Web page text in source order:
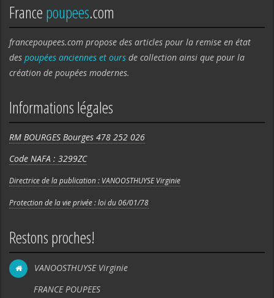
Francepoupees.com
francepoupees.com propose des articles pour la remise en état
des poupées anciennes et ours de collection ainsi que pour la
création de poupées modernes.
Informations légales
RM BOURGES Bourges 478 252 026
Code NAFA : 3299ZC
Directrice de la publication : VANOOSTHUYSE Virginie
Protection de la vie privée : loi du 06/01/78
Restons proches!
VANOOSTHUYSE Virginie
FRANCE POUPEES